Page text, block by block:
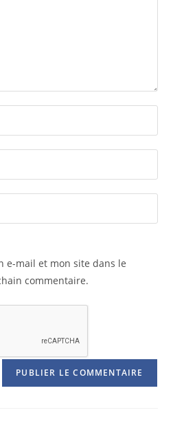
e-mail et mon site dans le
commentaire.